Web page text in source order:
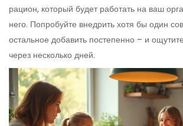
рацион, который будет работать на ваш
него. Попробуйте внедрить хотя бы один
остальное добавить постепенно – и
через несколько дней.